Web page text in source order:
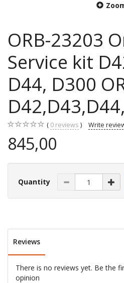
ORB-23203
Service kit
D44, D300
0 reviews Write
845,00
Quantity
Reviews
There is no reviews yet. Be the
opinion